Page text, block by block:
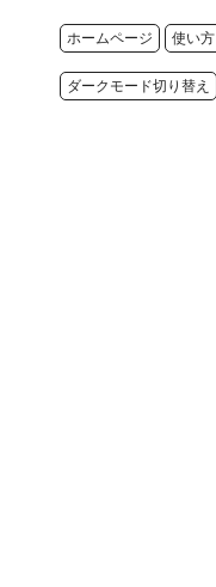
ホームページ 使い方
ダークモード切り替え